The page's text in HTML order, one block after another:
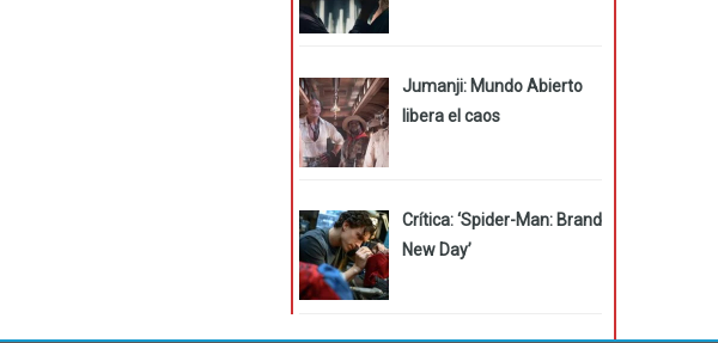
Jumanji: Mundo Abierto
libera el caos
Crítica: ‘Spider-Man: Brand
New Day’